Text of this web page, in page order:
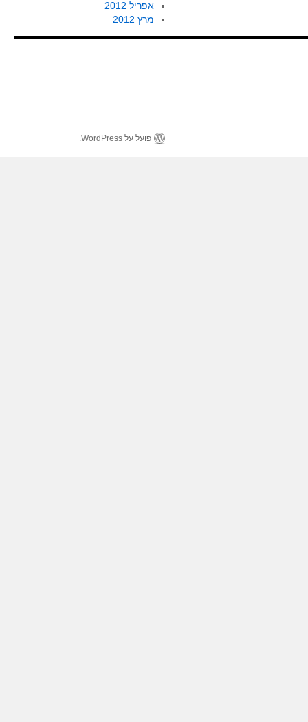
אפריל 2012
מרץ 2012
פועל על WordPress.